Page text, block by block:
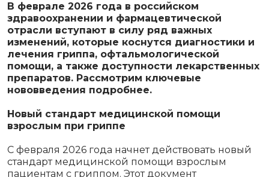
В феврале 2026 года в российском
здравоохранении и фармацевтической
отрасли вступают в силу ряд важных
изменений, которые коснутся диагностики и
лечения гриппа, офтальмологической
помощи, а также доступности лекарственных
препаратов. Рассмотрим ключевые
нововведения подробнее.
Новый стандарт медицинской помощи
взрослым при гриппе
С февраля 2026 года начнет действовать новый
стандарт медицинской помощи взрослым
пациентам с гриппом. Этот документ